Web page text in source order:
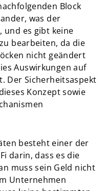
Block
was der
und es gibt keine
bearbeiten, da die
nicht geändert
Auswirkungen auf
Der Sicherheitsaspekt
Konzept sowie
besteht einer der
darin, dass es die
muss sein Geld nicht
Unternehmen